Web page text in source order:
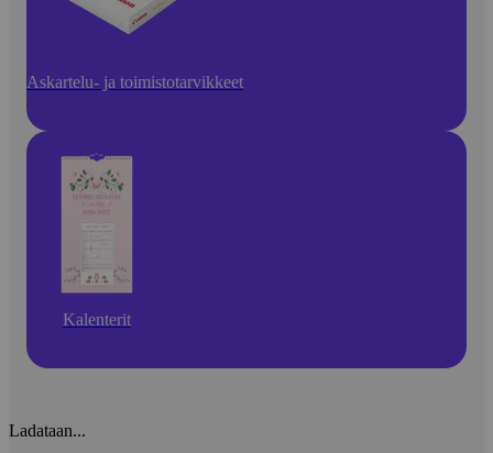
Askartelu- ja toimistotarvikkeet
Kalenterit
Ladataan...